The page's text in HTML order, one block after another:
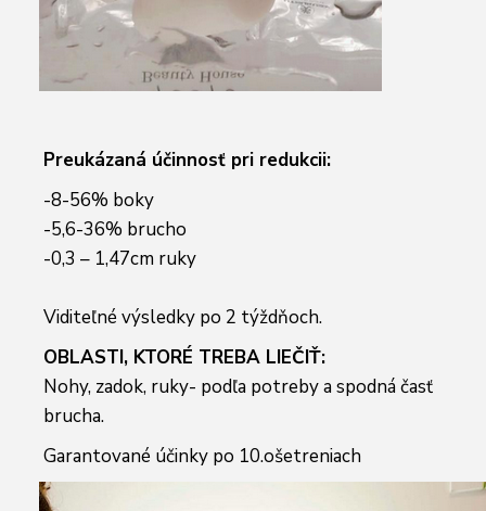
Preukázaná účinnosť pri redukcii:
-8-56% boky
-5,6-36% brucho
-0,3 – 1,47cm ruky
Viditeľné výsledky po 2 týždňoch.
OBLASTI, KTORÉ TREBA LIEČIŤ:
Nohy, zadok, ruky- podľa potreby a spodná časť
brucha.
Garantované účinky po 10.ošetreniach